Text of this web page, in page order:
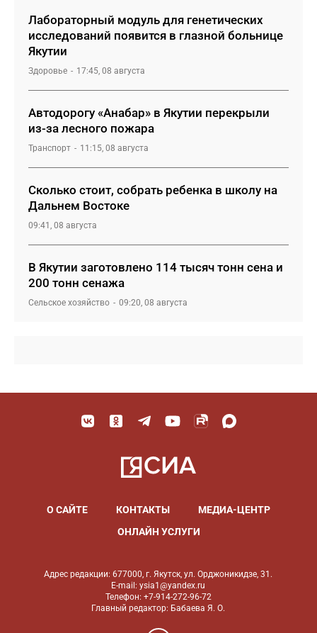
Лабораторный модуль для генетических
исследований появится в глазной больнице
Якутии
Здоровье 17:45, 08 августа
Автодорогу «Анабар» в Якутии перекрыли
из-за лесного пожара
Транспорт 11:15, 08 августа
Сколько стоит, собрать ребенка в школу на
Дальнем Востоке
09:41, 08 августа
В Якутии заготовлено 114 тысяч тонн сена и
200 тонн сенажа
Сельское хозяйство 09:20, 08 августа
О САЙТЕ КОНТАКТЫ
МЕДИА-ЦЕНТР
ОНЛАЙН УСЛУГИ
Адрес редакции: 677000, г. Якутск, ул. Орджоникидзе, 31.
E-mail: ysia1@yandex.ru
Телефон: +7-914-272-96-72
Главный редактор: Бабаева Я. О.